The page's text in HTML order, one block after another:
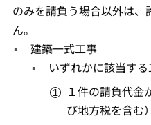
のみを請負う場合以外は
ん。
建築一式工事
いずれかに該当す
１件の請負代金
び地方税を含む